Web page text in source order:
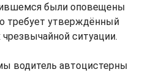
были оповещены
требует утверждённый
ситуации.
водитель автоцистерны